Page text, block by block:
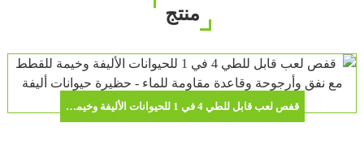
منتج
قفص لعب قابل للطي 4 في 1 للحيوانات الأليفة وخيمة للقطط مع نفق وأرجوحة وقاعدة مقاومة للماء - حظيرة حيوانات أليفة محمولة للاستخدام الداخلي والخارجي